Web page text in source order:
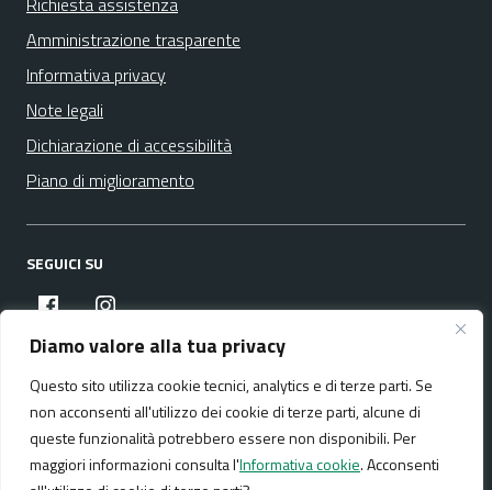
Diamo valore alla tua privacy
Questo sito utilizza cookie tecnici, analytics e di terze parti. Se
non acconsenti all'utilizzo dei cookie di terze parti, alcune di
queste funzionalità potrebbero essere non disponibili. Per
maggiori informazioni consulta l'Informativa cookie. Acconsenti
Amministrazione trasparente
Informativa privacy
Note legali
Dichiarazione di accessibilità
Piano di miglioramento
SEGUICI SU
facebookinstagram
Media policy Mappa del sito